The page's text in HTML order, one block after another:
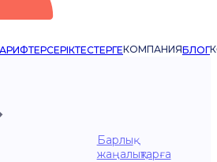
СЕРІКТЕСТЕРГЕКОМПАНИЯБЛОГ
Барлық
жаңалықтарға